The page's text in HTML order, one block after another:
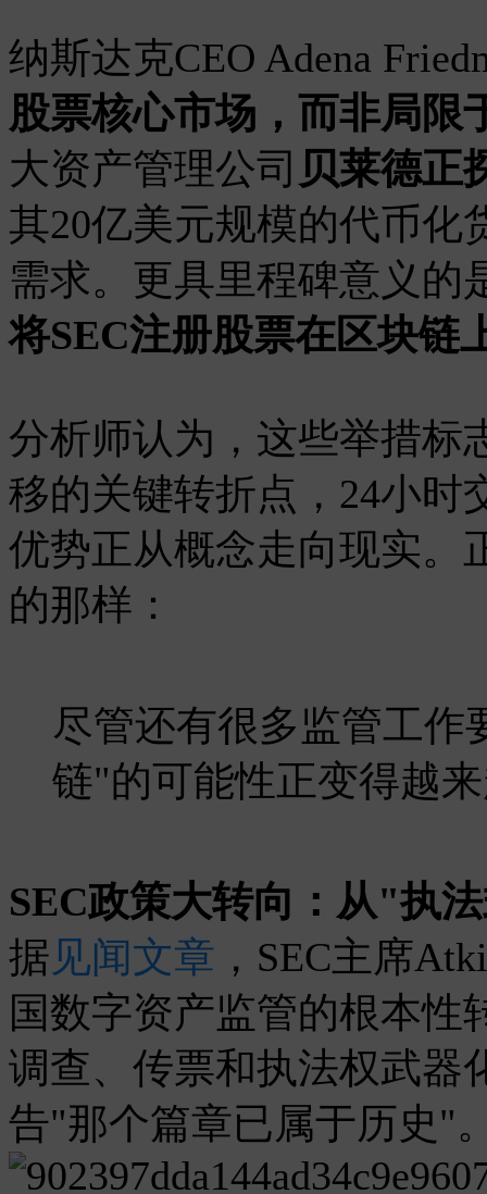
纳斯达克CEO Adena
股票核心市场，而非局限
大资产管理公司 贝莱德正
其20亿美元规模的代币
需求。更具里程碑意义的
将SEC注册股票在区块链
分析师认为，这些举措标
移的关键转折点，24小时
优势正从概念走向现实。
的那样：
尽管还有很多监管工作
链"的可能性正变得越
SEC政策大转向：从"执
据 见闻文章 ，SEC主席
国数字资产监管的根本
调查、传票和执法权武器
告"那个篇章已属于历史"